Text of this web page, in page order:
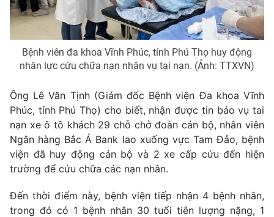
Thị trường 24h Tấm lòng Việt
VTV4 Vươn mình bằng AI
VTV9 VTV8
Liên hệ tòa soạn English
THỜI BÁO VTV
Bệnh viên đa khoa Vĩnh Phúc, tỉnh Phú Thọ huy động
nhân lực cứu chữa nạn nhân vụ tại nạn. (Ảnh: TTXVN)
Ông Lê Văn Tịnh (Giám đốc Bệnh viện Đa khoa Vĩnh
Phúc, tỉnh Phú Thọ) cho biết, nhận được tin báo vụ tai
nạn xe ô tô khách 29 chỗ chở đoàn cán bộ, nhân viên
Ngân hàng Bắc Á Bank lao xuống vực Tam Đảo, bệnh
viện đã huy động cán bộ và 2 xe cấp cứu đến hiện
trường để cứu chữa các nạn nhân.
Đến thời điểm này, bệnh viện tiếp nhận 4 bệnh nhân,
trong đó có 1 bệnh nhân 30 tuổi tiên lượng nặng, 1